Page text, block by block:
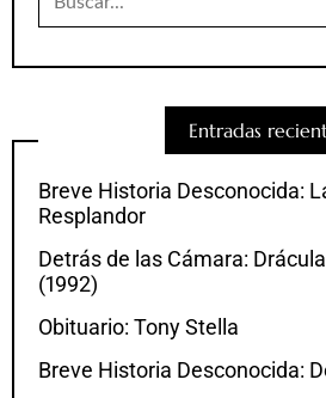
Entradas
Breve Historia Desconocida:
Resplandor
Detrás de las Cámara:
(1992)
Obituario: Tony Stella
Breve Historia Desconocida: